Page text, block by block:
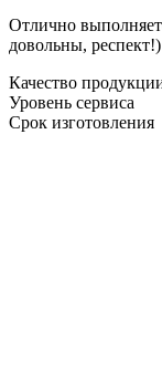
Отлично
довольны, респект!)
Качество
Уровень сервиса
Срок изготовления